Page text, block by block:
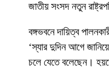
জাতীয় সংসদ নতুন
বঙ্গভবনে দায়িত্ব
‘স্যার দুদিন আগে
চলে যেতে বলেছেন।